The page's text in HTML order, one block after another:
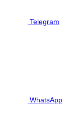
Telegram
WhatsApp